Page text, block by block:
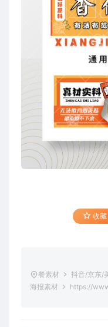
收藏
餐素材 抖音/京东/
海报素材
https://